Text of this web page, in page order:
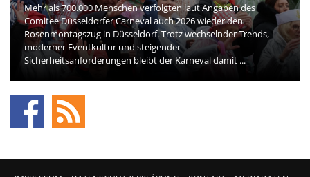
Mehr als 700.000 Menschen verfolgten laut Angaben des
Comitee Düsseldorfer Carneval auch 2026 wieder den
Rosenmontagszug in Düsseldorf. Trotz wechselnder Trends,
moderner Eventkultur und steigender
Sicherheitsanforderungen bleibt der Karneval damit ...